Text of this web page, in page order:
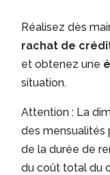
Réalisez dès
rachat de
et obtenez une
situation.
Attention : La
des mensualités
de la durée de
du coût total du